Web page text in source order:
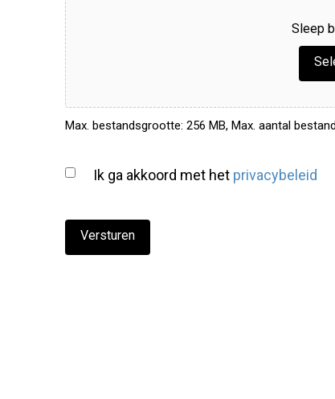
Sleep
Max. bestandsgrootte: 256 MB, Max. aantal
(Vereist)Ik ga akkoord met het privacybeleid
Versturen